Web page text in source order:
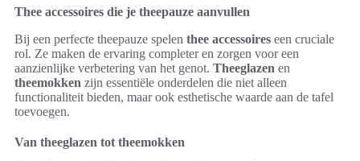
Thee accessoires die je theepauze aanvullen
Bij een perfecte theepauze spelen thee accessoires een cruciale
rol. Ze maken de ervaring completer en zorgen voor een
aanzienlijke verbetering van het genot. Theeglazen en
theemokken zijn essentiële onderdelen die niet alleen
functionaliteit bieden, maar ook esthetische waarde aan de tafel
toevoegen.
Van theeglazen tot theemokken